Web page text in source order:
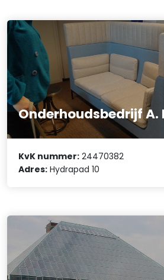
Onderhoudsbedrijf A.
KvK nummer: 24470382
Adres: Hydrapad 10